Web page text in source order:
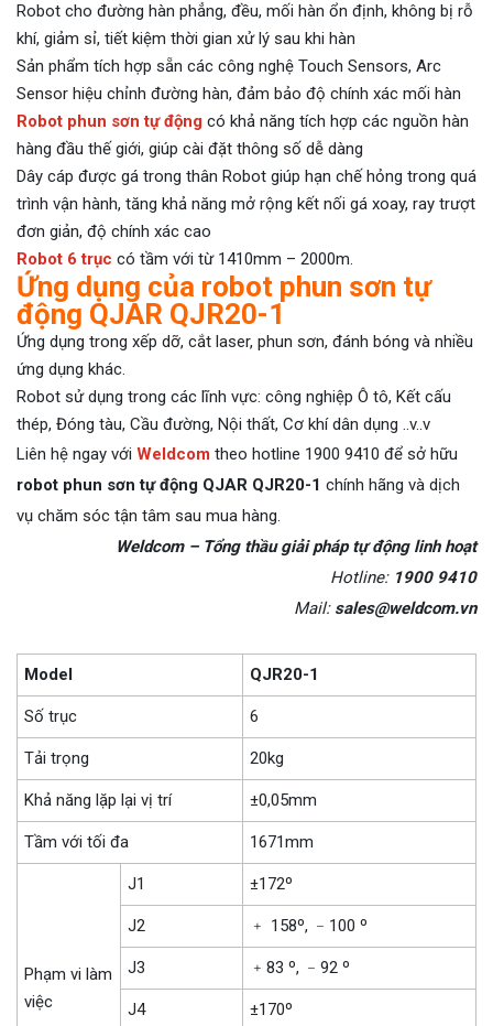
Robot cho đường hàn phẳng, đều, mối hàn ổn định, không bị rỗ
khí, giảm sỉ, tiết kiệm thời gian xử lý sau khi hàn
Sản phẩm tích hợp sẵn các công nghệ Touch Sensors, Arc
Sensor hiệu chỉnh đường hàn, đảm bảo độ chính xác mối hàn
Robot phun sơn tự động có khả năng tích hợp các nguồn hàn
hàng đầu thế giới, giúp cài đặt thông số dễ dàng
Dây cáp được gá trong thân Robot giúp hạn chế hỏng trong quá
trình vận hành, tăng khả năng mở rộng kết nối gá xoay, ray trượt
đơn giản, độ chính xác cao
Robot 6 trục có tầm với từ 1410mm – 2000m.
Ứng dụng của robot phun sơn tự
động QJAR QJR20-1
Ứng dụng trong xếp dỡ, cắt laser, phun sơn, đánh bóng và nhiều
ứng dụng khác.
Robot sử dụng trong các lĩnh vực: công nghiệp Ô tô, Kết cấu
thép, Đóng tàu, Cầu đường, Nội thất, Cơ khí dân dụng ..v..v
Liên hệ ngay với Weldcom theo hotline 1900 9410 để sở hữu
robot phun sơn tự động QJAR QJR20-1 chính hãng và dịch
vụ chăm sóc tận tâm sau mua hàng.
Weldcom – Tổng thầu giải pháp tự động linh hoạt
Hotline: 1900 9410
Mail: sales@weldcom.vn
Model QJR20-1
Số trục 6
Tải trọng 20kg
Khả năng lặp lại vị trí ±0,05mm
Tầm với tối đa 1671mm
Phạm vi làm
việc
J1 ±172º
J2 ﹢ 158º, ﹣100 º
J3 ﹢83 º, ﹣92 º
J4 ±170º